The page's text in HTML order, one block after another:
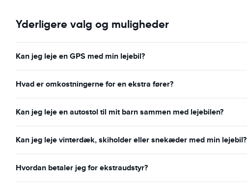
Yderligere valg og muligheder
Kan jeg leje en GPS med min lejebil?
Hvad er omkostningerne for en ekstra fører?
Kan jeg leje en autostol til mit barn sammen med lejebilen?
Kan jeg leje vinterdæk, skiholder eller snekæder med min lejebil?
Hvordan betaler jeg for ekstraudstyr?